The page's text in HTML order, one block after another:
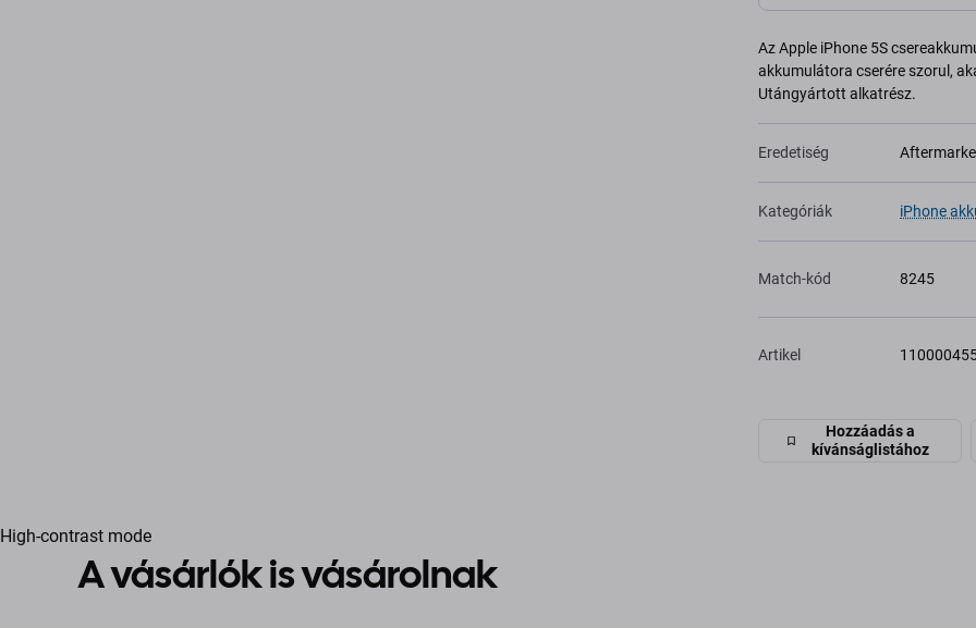
Az Apple iPhone 5S
akkumulátora cserére szorul,
Utángyártott alkatrész.
Eredetiség
Kategóriák iPhone
Match-kód 8245
Artikel
Hozzáadás a
kívánságlistához
High-contrast mode
A vásárlók is vásárolnak